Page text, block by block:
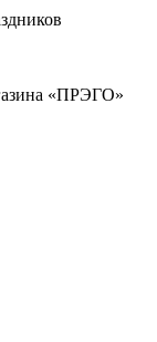
«ПРЭГО»